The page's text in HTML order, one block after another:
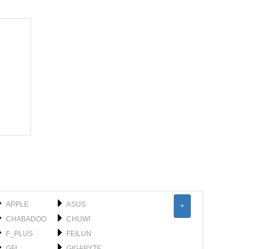
APPLE
ASUS
CHABADOO
CHUWI
F_PLUS
FEILUN
+